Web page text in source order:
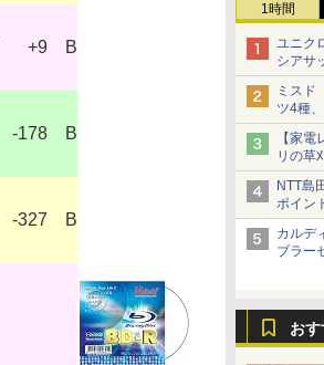
1時間
ユニク
シアサ
ショー
ミスド
ツ4種
【家
リの草
NTT島
ポイン
カルデ
ブラー
お
+9 B
-178 B
-327 B